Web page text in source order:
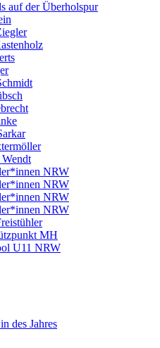
auf der Überholspur
Wendt
NRW
NRW
NRW
NRW
MH
U11 NRW
des Jahres